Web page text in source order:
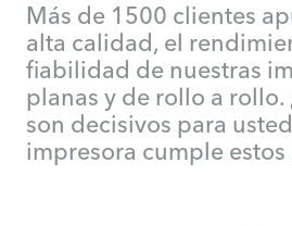
Más de 1500 clientes
alta calidad, el
fiabilidad de nuestras
planas y de rollo a rollo.
son decisivos para
impresora cumple